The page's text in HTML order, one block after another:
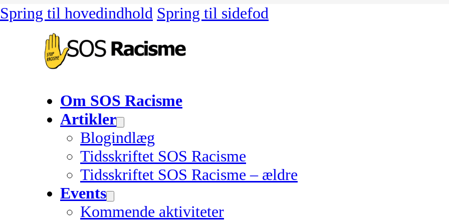
Spring til hovedindhold Spring til sidefod
Om SOS Racisme
Artikler
Blogindlæg
Tidsskriftet SOS Racisme
Tidsskriftet SOS Racisme – ældre
Events
Kommende aktiviteter